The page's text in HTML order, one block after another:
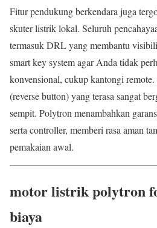
Fitur pendukung berkendara juga
skuter listrik lokal. Seluruh
termasuk DRL yang membantu
smart key system agar Anda tidak
konvensional, cukup kantongi
(reverse button) yang terasa sangat
sempit. Polytron menambahkan
serta controller, memberi rasa aman
pemakaian awal.
motor listrik polytron
biaya